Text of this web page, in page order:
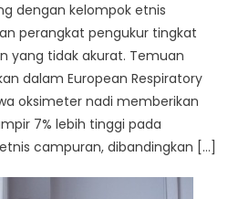
dengan kelompok etnis
perangkat pengukur tingkat
yang tidak akurat. Temuan
dalam European Respiratory
oksimeter nadi memberikan
7% lebih tinggi pada
campuran, dibandingkan […]